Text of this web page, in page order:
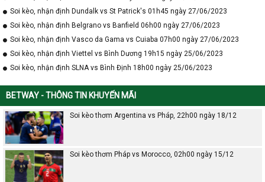
Soi kèo, nhận định Dundalk vs St Patrick's 01h45 ngày 27/06/2023
Soi kèo, nhận định Belgrano vs Banfield 06h00 ngày 27/06/2023
Soi kèo, nhận định Vasco da Gama vs Cuiaba 07h00 ngày 27/06/2023
Soi kèo, nhận định Viettel vs Bình Dương 19h15 ngày 25/06/2023
Soi kèo, nhận định SLNA vs Bình Định 18h00 ngày 25/06/2023
BETWAY - THÔNG TIN KHUYẾN MÃI
Soi kèo thơm Argentina vs Pháp, 22h00 ngày 18/12
Soi kèo thơm Pháp vs Morocco, 02h00 ngày 15/12